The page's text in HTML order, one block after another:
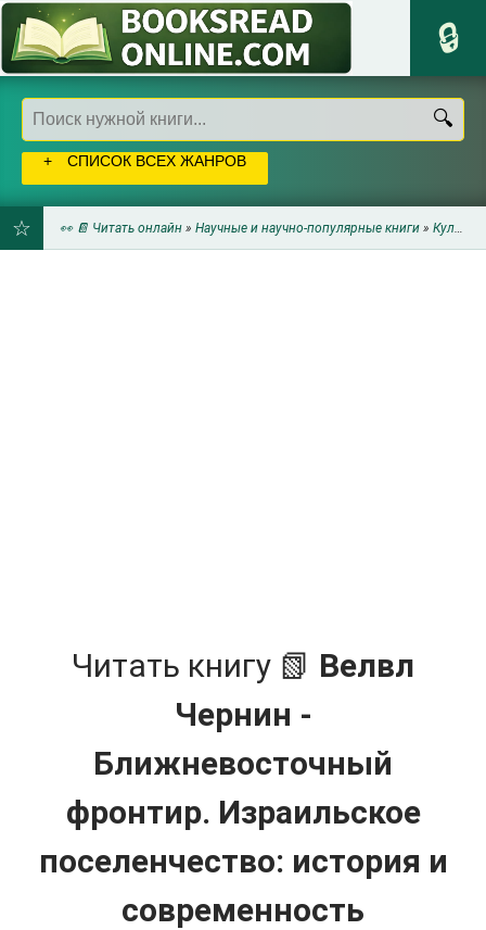
СПИСОК ВСЕХ ЖАНРОВ
👀 📔 Читать онлайн » Научные и научно-популярные книги » Культурология
Читать книгу 📗 Велвл
Чернин -
Ближневосточный
фронтир. Израильское
поселенчество: история и
современность